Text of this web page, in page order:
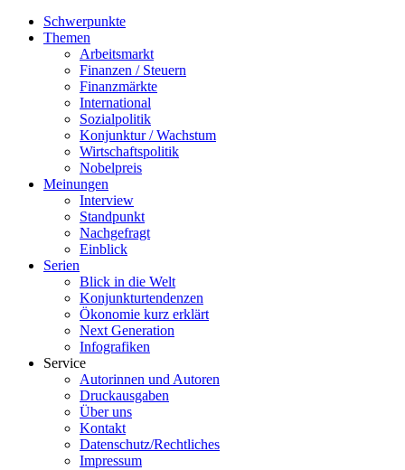
Schwerpunkte
Themen
Arbeitsmarkt
Finanzen / Steuern
Finanzmärkte
International
Sozialpolitik
Konjunktur / Wachstum
Wirtschaftspolitik
Nobelpreis
Meinungen
Interview
Standpunkt
Nachgefragt
Einblick
Serien
Blick in die Welt
Konjunkturtendenzen
Ökonomie kurz erklärt
Next Generation
Infografiken
Service
Autorinnen und Autoren
Druckausgaben
Über uns
Kontakt
Datenschutz/Rechtliches
Impressum